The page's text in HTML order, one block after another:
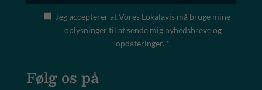
Jeg accepterer at Vores Lokalavis må bruge mine
oplysninger til at sende mig nyhedsbreve og
opdateringer. *
Følg os på